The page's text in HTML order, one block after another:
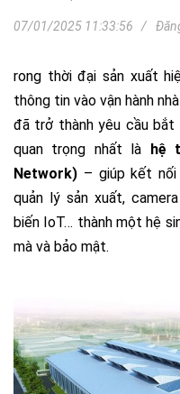
07/01/2025 11:33:56
rong thời đại sản xuất
thông tin vào vận hành
đã trở thành yêu cầu
quan trọng nhất là
hệ
Network) – giúp kết
quản lý sản xuất,
biến IoT… thành một hệ
mà và bảo mật.